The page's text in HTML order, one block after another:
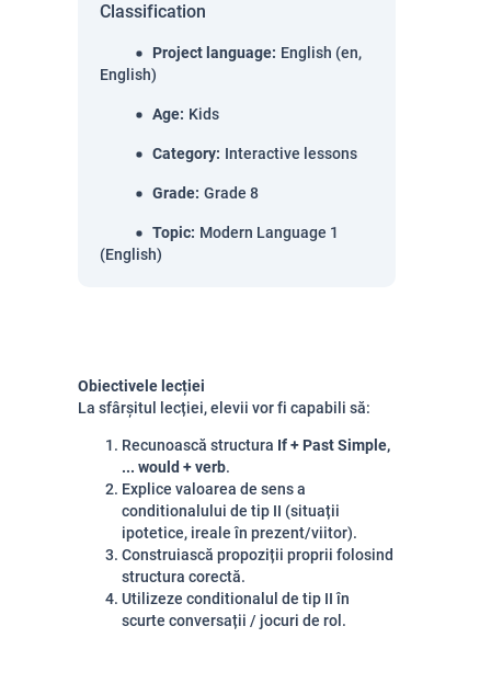
Classification
Project language: English (en,
English)
Age: Kids
Category: Interactive lessons
Grade: Grade 8
Topic: Modern Language 1
(English)
Obiectivele lecției
La sfârșitul lecției, elevii vor fi capabili să:
Recunoască structura If + Past Simple,
... would + verb.
Explice valoarea de sens a
conditionalului de tip II (situații
ipotetice, ireale în prezent/viitor).
Construiască propoziții proprii folosind
structura corectă.
Utilizeze conditionalul de tip II în
scurte conversații / jocuri de rol.